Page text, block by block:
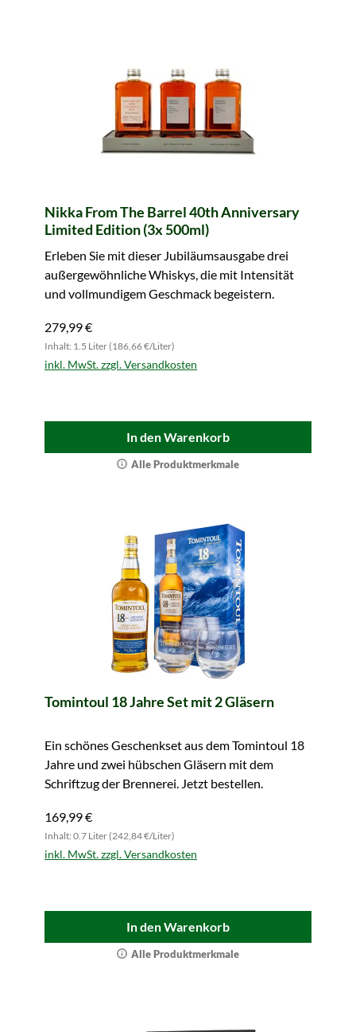
Nikka From The Barrel 40th Anniversary
Limited Edition (3x 500ml)
Erleben Sie mit dieser Jubiläumsausgabe drei
außergewöhnliche Whiskys, die mit Intensität
und vollmundigem Geschmack begeistern.
279,99 €
Inhalt: 1.5 Liter (186,66 €/Liter)
inkl. MwSt. zzgl. Versandkosten
In den Warenkorb
Alle Produktmerkmale
Tomintoul 18 Jahre Set mit 2 Gläsern
Ein schönes Geschenkset aus dem Tomintoul 18
Jahre und zwei hübschen Gläsern mit dem
Schriftzug der Brennerei. Jetzt bestellen.
169,99 €
Inhalt: 0.7 Liter (242,84 €/Liter)
inkl. MwSt. zzgl. Versandkosten
In den Warenkorb
Alle Produktmerkmale